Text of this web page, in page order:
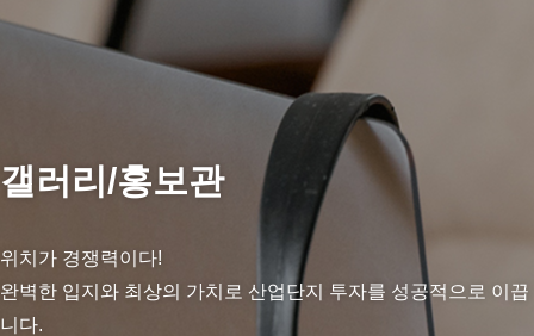
갤러리/홍보관
위치가 경쟁력이다!
완벽한 입지와 최상의 가치로 산업단지 투자를 성공적으로 이끕
니다.